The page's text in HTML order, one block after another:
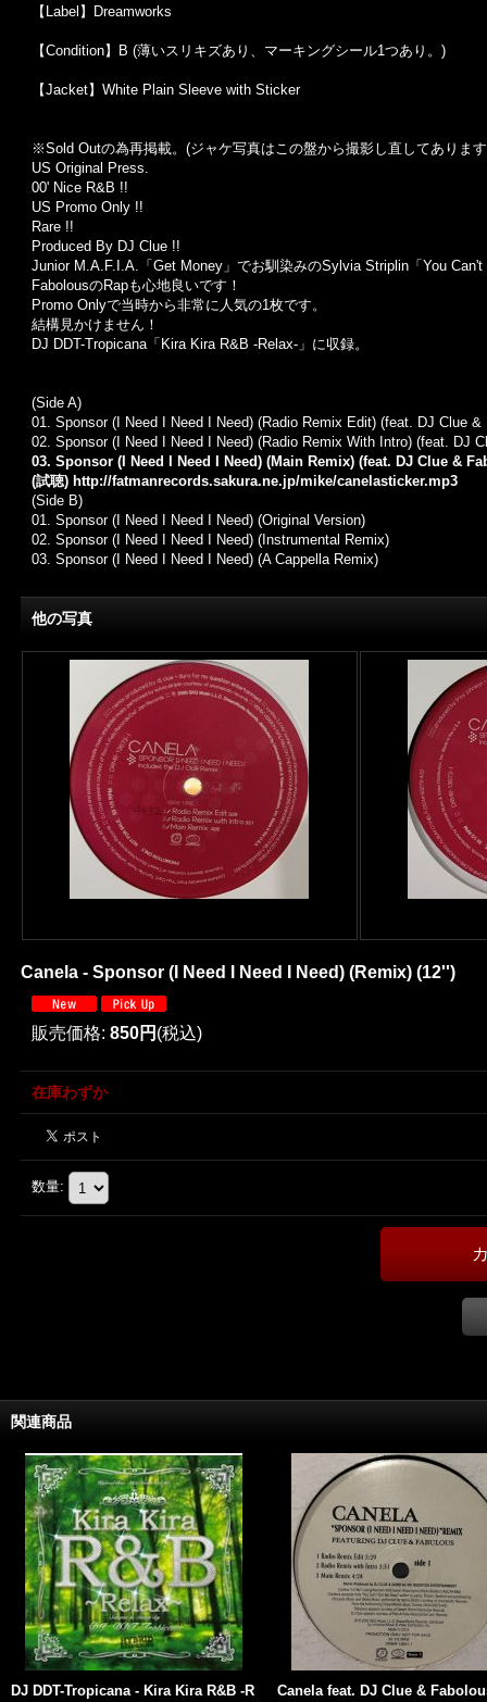
【Label】Dreamworks
【Condition】B (薄いスリキズあり、マーキングシール1つあり。)
【Jacket】White Plain Sleeve with Sticker
※Sold Outの為再掲載。 (ジャケ写真はこの盤から撮影し直してありま
US Original Press.
00' Nice R&B !!
US Promo Only !!
Rare !!
Produced By DJ Clue !!
Junior M.A.F.I.A.「Get Money」でお馴染みのSylvia Striplin「You
FabolousのRapも心地良いです！
Promo Onlyで当時から非常に人気の1枚です。
結構見かけません！
DJ DDT-Tropicana「Kira Kira R&B -Relax-」に収録。
(Side A)
01. Sponsor (I Need I Need I Need) (Radio Remix Edit) (feat. DJ Clue &
02. Sponsor (I Need I Need I Need) (Radio Remix With Intro) (feat. DJ
03. Sponsor (I Need I Need I Need) (Main Remix) (feat. DJ Clue &
(試聴) http://fatmanrecords.sakura.ne.jp/mike/canelasticker.mp3
(Side B)
01. Sponsor (I Need I Need I Need) (Original Version)
02. Sponsor (I Need I Need I Need) (Instrumental Remix)
03. Sponsor (I Need I Need I Need) (A Cappella Remix)
他の写真
Canela - Sponsor (I Need I Need I Need) (Remix) (12'')
販売価格: 850円 (税込)
在庫わずか
数量:
関連商品
DJ DDT-Tropicana - Kira Kira R&B -R Canela feat. DJ Clue &